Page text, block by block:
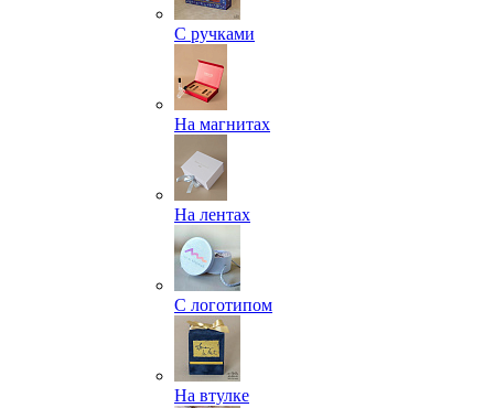
С ручками
На магнитах
На лентах
С логотипом
На втулке